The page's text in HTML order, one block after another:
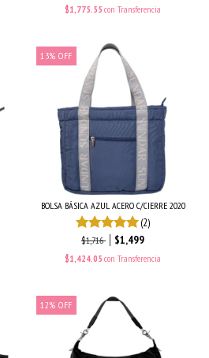
$1,775.55 con Transferencia
13% OFF
BOLSA BÁSICA AZUL ACERO C/CIERRE 2020
(2)
$1,716 $1,499
$1,424.05 con Transferencia
12% OFF